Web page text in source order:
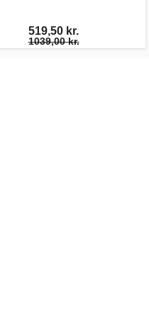
519,50 kr.
1039,00 kr.